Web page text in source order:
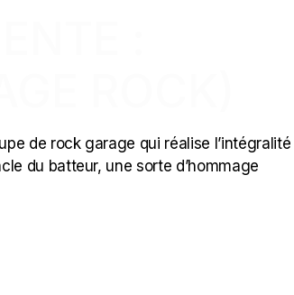
de rock garage qui réalise l’intégralité
du batteur, une sorte d’hommage